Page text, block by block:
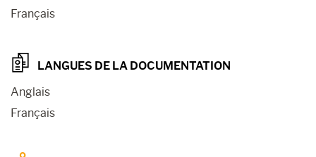
Français
LANGUES DE LA DOCUMENTATION
Anglais
Français